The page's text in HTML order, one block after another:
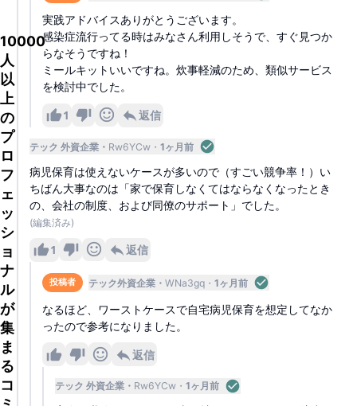
10000
人
以
上
の
プ
ロ
フ
ェ
ッ
シ
ョ
ナ
ル
が
集
ま
る
コ
実践アドバイスありがとうございます。
感染症流行ってる時はみなさん利用しそうで、すぐ見つか
らなそうですね！
ミールキットいいですね。炊事軽減のため、類似サービス
を検討中でした。
1 返信
テック 外資企業 Rw6YCw 1ヶ月前
病児保育は使えないケースが多いので（すごい競争率！）い
ちばん大事なのは「家で保育しなくてはならなくなったとき
の、会社の制度、および同僚のサポート」でした。
(編集済み)
1 返信
投稿者 テック外資企業 WNa3gq 1ヶ月前
なるほど、ワーストケースで自宅病児保育を想定してなか
ったので参考になりました。
返信
テック 外資企業 Rw6YCw 1ヶ月前